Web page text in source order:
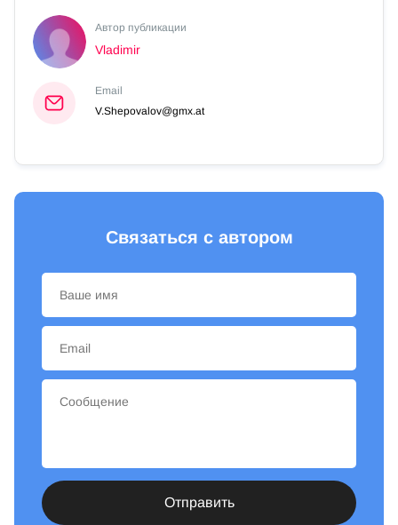
Автор публикации
Vladimir
Email
V.Shepovalov@gmx.at
Связаться с автором
Отправить